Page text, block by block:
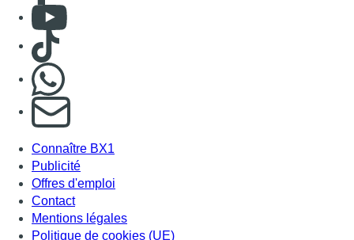
Mentions légales
Politique de cookies (UE)
Gérer les cookies